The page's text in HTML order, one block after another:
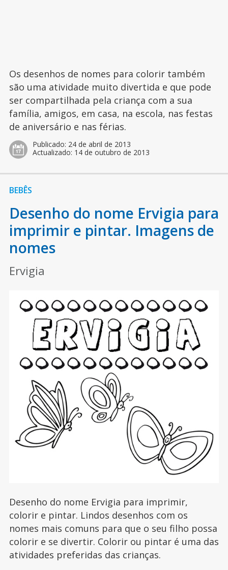
Os desenhos de nomes para colorir também
são uma atividade muito divertida e que pode
ser compartilhada pela criança com a sua
família, amigos, em casa, na escola, nas festas
de aniversário e nas férias.
Publicado: 24 de abril de 2013
Actualizado: 14 de outubro de 2013
BEBÊS
Desenho do nome Ervigia para
imprimir e pintar. Imagens de
nomes
Ervigia
Desenho do nome Ervigia para imprimir,
colorir e pintar. Lindos desenhos com os
nomes mais comuns para que o seu filho possa
colorir e se divertir. Colorir ou pintar é uma das
atividades preferidas das crianças.